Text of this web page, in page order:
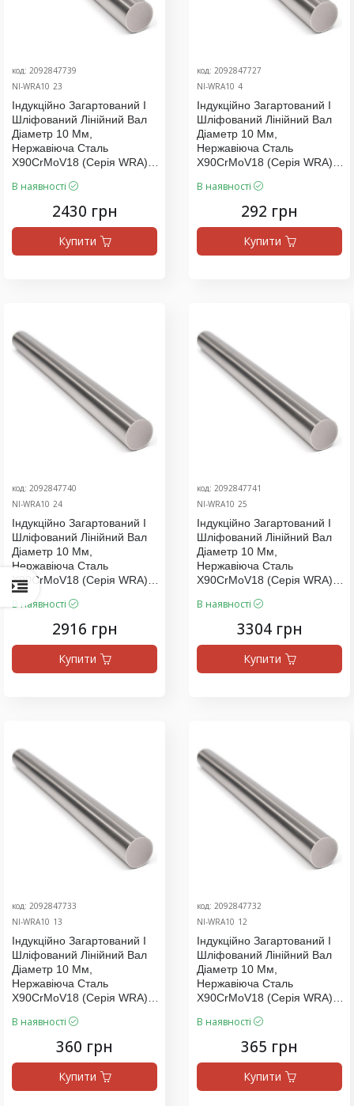
код: 2092847739
NI-WRA10_23
Індукційно Загартований І
Шліфований Лінійний Вал
Діаметр 10 Мм,
Нержавіюча Сталь
X90CrMoV18 (серія WRA),
В наявності
2430 грн
Купити
код: 2092847727
NI-WRA10_4
Індукційно Загартований І
Шліфований Лінійний Вал
Діаметр 10 Мм,
Нержавіюча Сталь
X90CrMoV18 (серія WRA),
В наявності
292 грн
Купити
код: 2092847740
NI-WRA10_24
Індукційно Загартований І
Шліфований Лінійний Вал
Діаметр 10 Мм,
Нержавіюча Сталь
X90CrMoV18 (серія WRA),
Ціна За 3000 Мм
В наявності
2916 грн
Купити
код: 2092847741
NI-WRA10_25
Індукційно Загартований І
Шліфований Лінійний Вал
Діаметр 10 Мм,
Нержавіюча Сталь
X90CrMoV18 (серія WRA),
В наявності
3304 грн
Купити
код: 2092847733
NI-WRA10_13
Індукційно Загартований І
Шліфований Лінійний Вал
Діаметр 10 Мм,
Нержавіюча Сталь
X90CrMoV18 (серія WRA),
В наявності
360 грн
Купити
код: 2092847732
NI-WRA10_12
Індукційно Загартований І
Шліфований Лінійний Вал
Діаметр 10 Мм,
Нержавіюча Сталь
X90CrMoV18 (серія WRA),
В наявності
365 грн
Купити